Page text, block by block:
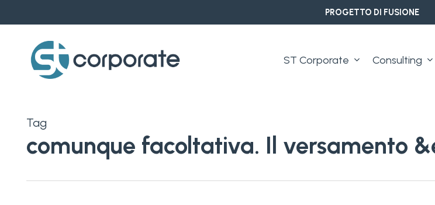
to
content
PROGETTO DI FUSIONE
ST Corporate Consulting
Tag
comunque facoltativa. Il versamento